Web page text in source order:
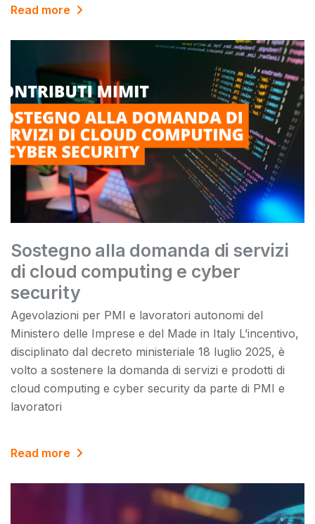
Read more
Sostegno alla domanda di servizi
di cloud computing e cyber
security
Agevolazioni per PMI e lavoratori autonomi del
Ministero delle Imprese e del Made in Italy L’incentivo,
disciplinato dal decreto ministeriale 18 luglio 2025, è
volto a sostenere la domanda di servizi e prodotti di
cloud computing e cyber security da parte di PMI e
lavoratori
Read more